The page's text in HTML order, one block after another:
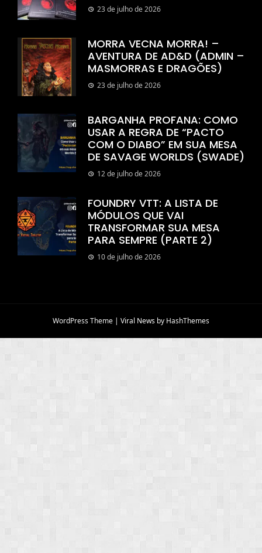
23 de julho de 2026
MORRA VECNA MORRA! –
AVENTURA DE AD&D (ADMIN –
MASMORRAS E DRAGÕES)
23 de julho de 2026
BARGANHA PROFANA: COMO
USAR A REGRA DE “PACTO
COM O DIABO” EM SUA MESA
DE SAVAGE WORLDS (SWADE)
12 de julho de 2026
FOUNDRY VTT: A LISTA DE
MÓDULOS QUE VAI
TRANSFORMAR SUA MESA
PARA SEMPRE (PARTE 2)
10 de julho de 2026
WordPress Theme | Viral News by HashThemes